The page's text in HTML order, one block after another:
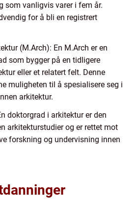
som vanligvis varer i fem år.
for å bli en registrert
(M.Arch): En M.Arch er en
som bygger på en tidligere
eller et relatert felt. Denne
muligheten til å spesialisere seg i
arkitektur.
doktorgrad i arkitektur er den
arkitekturstudier og er rettet mot
forskning og undervisning innen